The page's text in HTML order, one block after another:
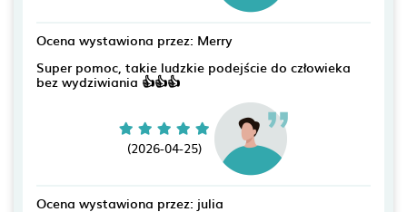
Ocena wystawiona przez: Merry
Super pomoc, takie ludzkie podejście do człowieka
bez wydziwiania 👍👍👍
(2026-04-25)
Ocena wystawiona przez: julia